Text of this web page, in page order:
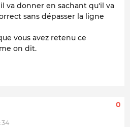
va donner en sachant qu'il va
sans dépasser la ligne
vous avez retenu ce
on dit.
0